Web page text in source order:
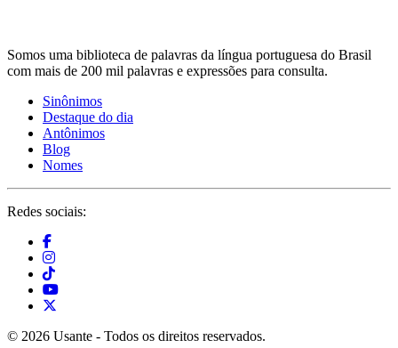
Somos uma biblioteca de palavras da língua portuguesa do Brasil
com mais de 200 mil palavras e expressões para consulta.
Sinônimos
Destaque do dia
Antônimos
Blog
Nomes
Redes sociais:
© 2026 Usante - Todos os direitos reservados.